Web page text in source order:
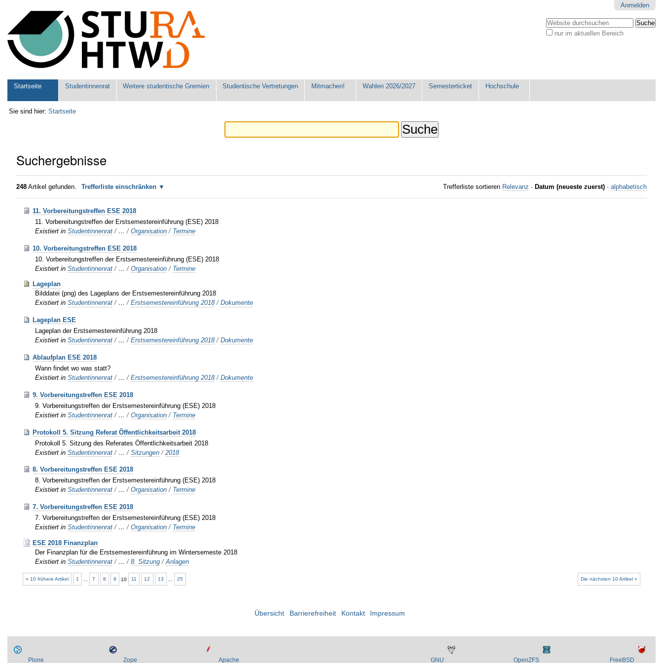
Werkzeuge
Anmelden
Website durchsuchen
nur im aktuellen Bereich
Sektionen
Startseite Studentinnenrat Weitere studentische Gremien Studentische Vertretungen Mitmachen! Wahlen 2026/2027 Semesterticket Hochschule
Sie sind hier: Startseite
Suchergebnisse
248 Artikel gefunden. Trefferliste einschränken Trefferliste sortieren Relevanz · Datum (neueste zuerst) · alphabetisch
11. Vorbereitungstreffen ESE 2018
11. Vorbereitungstreffen der Erstsemestereinführung (ESE) 2018
Existiert in Studentinnenrat / …/Organisation / Termine
10. Vorbereitungstreffen ESE 2018
10. Vorbereitungstreffen der Erstsemestereinführung (ESE) 2018
Existiert in Studentinnenrat / …/Organisation / Termine
Lageplan
Bilddatei (png) des Lageplans der Erstsemestereinführung 2018
Existiert in Studentinnenrat / …/Erstsemestereinführung 2018 /Dokumente
Lageplan ESE
Lageplan der Erstsemestereinführung 2018
Existiert in Studentinnenrat / …/Erstsemestereinführung 2018 /Dokumente
Ablaufplan ESE 2018
Wann findet wo was statt?
Existiert in Studentinnenrat / …/Erstsemestereinführung 2018 /Dokumente
9. Vorbereitungstreffen ESE 2018
9. Vorbereitungstreffen der Erstsemestereinführung (ESE) 2018
Existiert in Studentinnenrat / …/Organisation / Termine
Protokoll 5. Sitzung Referat Öffentlichkeitsarbeit 2018
Protokoll 5. Sitzung des Referates Öffentlichkeitsarbeit 2018
Existiert in Studentinnenrat / …/Sitzungen /2018
8. Vorbereitungstreffen ESE 2018
8. Vorbereitungstreffen der Erstsemestereinführung (ESE) 2018
Existiert in Studentinnenrat / …/Organisation / Termine
7. Vorbereitungstreffen ESE 2018
7. Vorbereitungstreffen der Erstsemestereinführung (ESE) 2018
Existiert in Studentinnenrat / …/Organisation / Termine
ESE 2018 Finanzplan
Der Finanzplan für die Erstsemestereinführung im Wintersemeste 2018
Existiert in Studentinnenrat / …/8. Sitzung /Anlagen
« 10 frühere Artikel Die nächsten 10 Artikel »
1 7 8 9 10 11 12 13 25
Übersicht Barrierefreiheit Kontakt Impressum
Plone Zope Apache GNU OpenZFS FreeBSD